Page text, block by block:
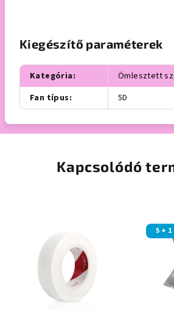
Kiegészítő paraméterek
Kategória:
Ömlesztett
Fan típus: 5D
Kapcsolódó
5 + 1